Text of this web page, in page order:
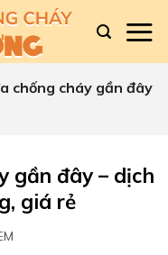
chống cháy gần đây
gần đây – dịch
giá rẻ